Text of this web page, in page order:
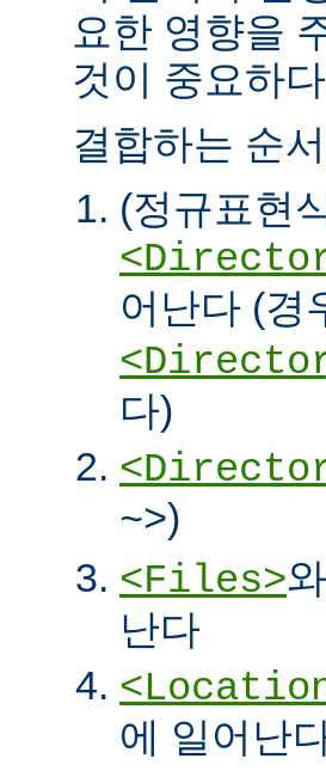
요한 영향을
것이 중요하
결합하는 순
(정규표현
어난다 (경
다)
~>)
<Files>와
난다
에 일어난